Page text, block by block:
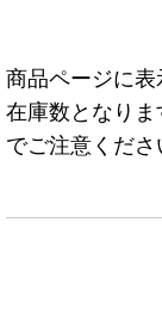
商品ページに
在庫数となり
でご注意くださ